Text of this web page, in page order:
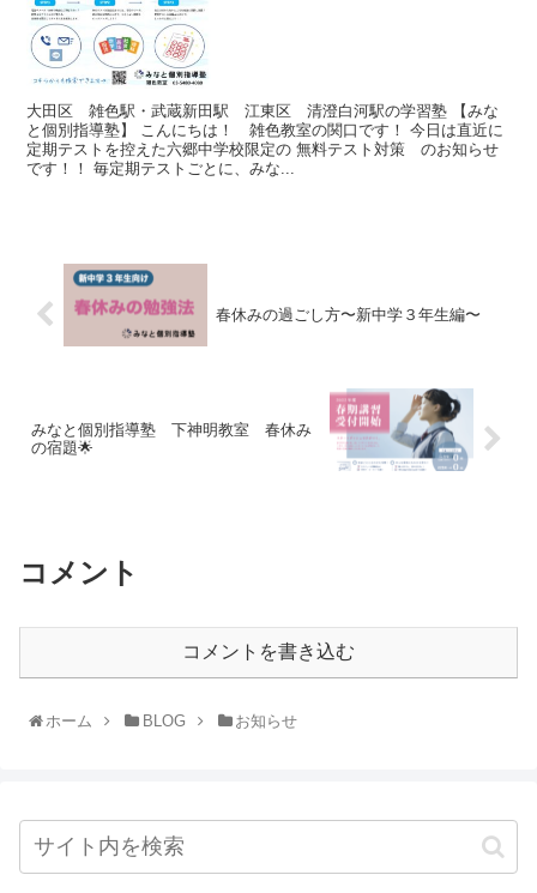
大田区 雑色駅・武蔵新田駅 江東区 清澄白河駅の学習塾 【みな
と個別指導塾】 こんにちは！ 雑色教室の関口です！ 今日は直近に
定期テストを控えた六郷中学校限定の 無料テスト対策 のお知らせ
です！！ 毎定期テストごとに、みな...
春休みの過ごし方〜新中学３年生編〜
みなと個別指導塾 下神明教室 春休み
の宿題🌟
コメント
コメントを書き込む
ホーム BLOG お知らせ